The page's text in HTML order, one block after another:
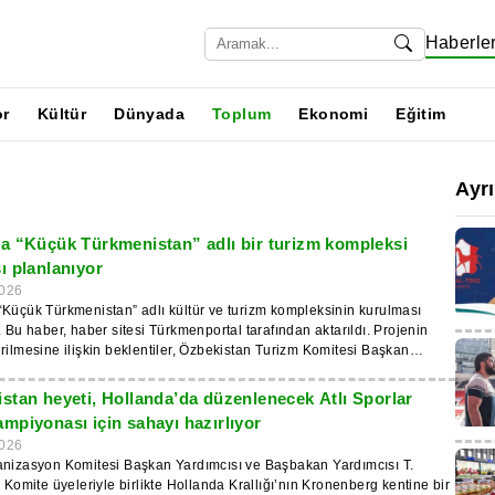
Haberler
Kültür Dünyada Toplum Ekonomi Eğitim
“Küçük Türkmenistan” adlı bir turizm kompleksi
planlanıyor
Türkmenistan” adlı kültür ve turizm kompleksinin kurulması
haber, haber sitesi Türkmenportal tarafından aktarıldı. Projenin
ilişkin beklentiler, Özbekistan Turizm Komitesi Başkan
ve TÜRKMEN HALY Ltd. Şti. ortak girişimi temsilcileri tarafından
geliştirilmesi ile ulusal el sanatları, gastronomi ve kültürel
ilişkin konuları görüştüklerini belirtiyor.
heyeti, Hollanda’da düzenlenecek Atlı Sporlar
için sahayı hazırlıyor
Komitesi Başkan Yardımcısı ve Başbakan Yardımcısı T.
Komite üyeleriyle birlikte Hollanda Krallığı’nın Kronenberg kentine bir